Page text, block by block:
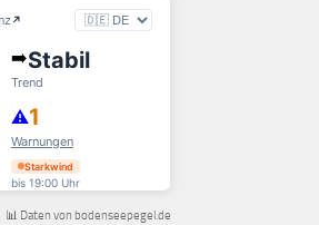
📊 Daten von bodenseepegel.de